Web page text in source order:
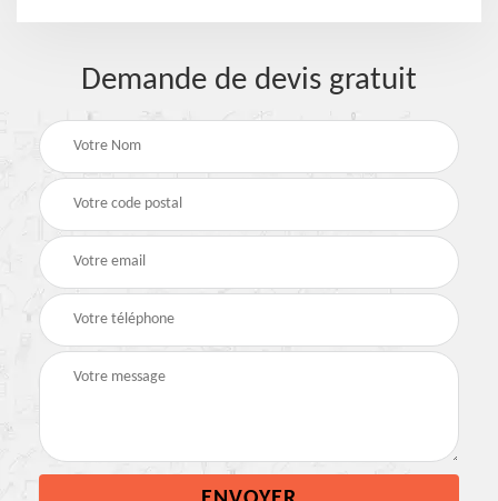
Demande de devis gratuit